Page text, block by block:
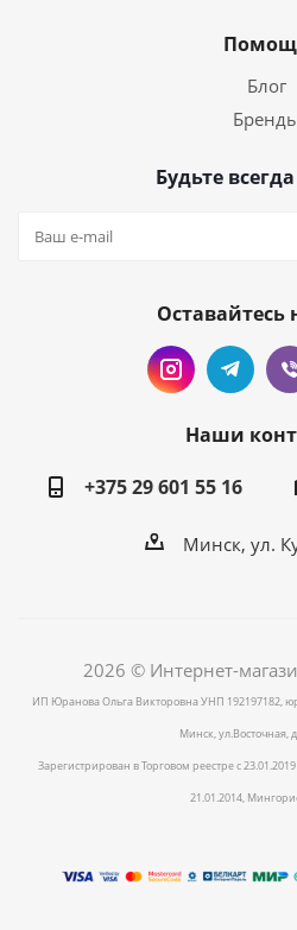
Блог
Будьте
Оставайтесь
Наши
+375 29 601 55 16
Минск, ул.
2026 © Интернет-
ИП Юранова Ольга Викторовна УНП 192197182,
Минск, ул.Восточная,
Зарегистрирован в Торговом реестре с
21.01.2014,